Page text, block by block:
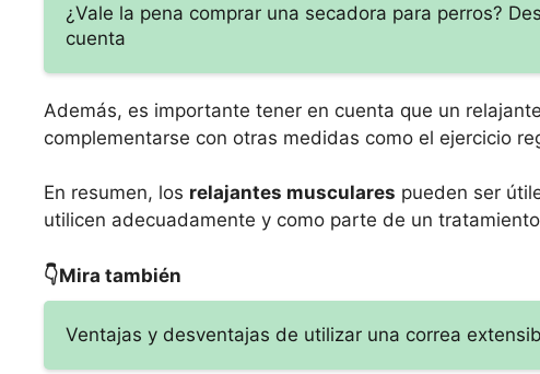
¿Vale la pena comprar una secadora para perros?
cuenta
Además, es importante tener en cuenta que un
complementarse con otras medidas como el ejercicio
En resumen, los relajantes musculares pueden ser
utilicen adecuadamente y como parte de un
👇Mira también
Ventajas y desventajas de utilizar una correa